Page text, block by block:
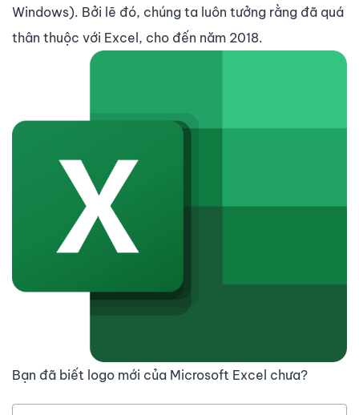
Windows). Bởi lẽ đó, chúng ta luôn tưởng rằng đã quá
thân thuộc với Excel, cho đến năm 2018.
Bạn đã biết logo mới của Microsoft Excel chưa?